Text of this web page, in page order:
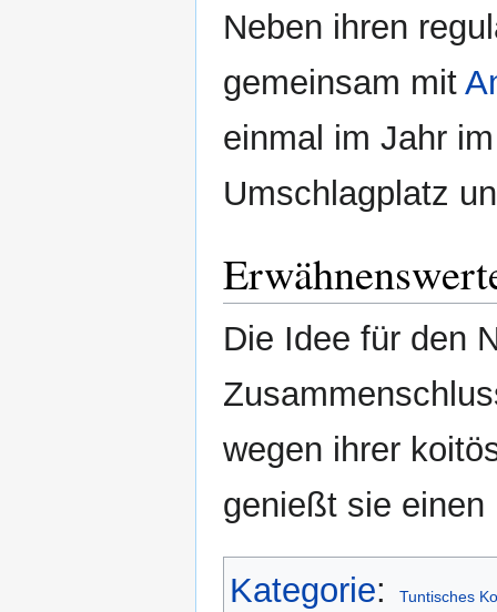
Neben ihren
gemeinsam mit
einmal im Jahr
Umschlagplatz
Die Idee für den
wegen ihrer
genießt sie
Kategorie: Tuntisches